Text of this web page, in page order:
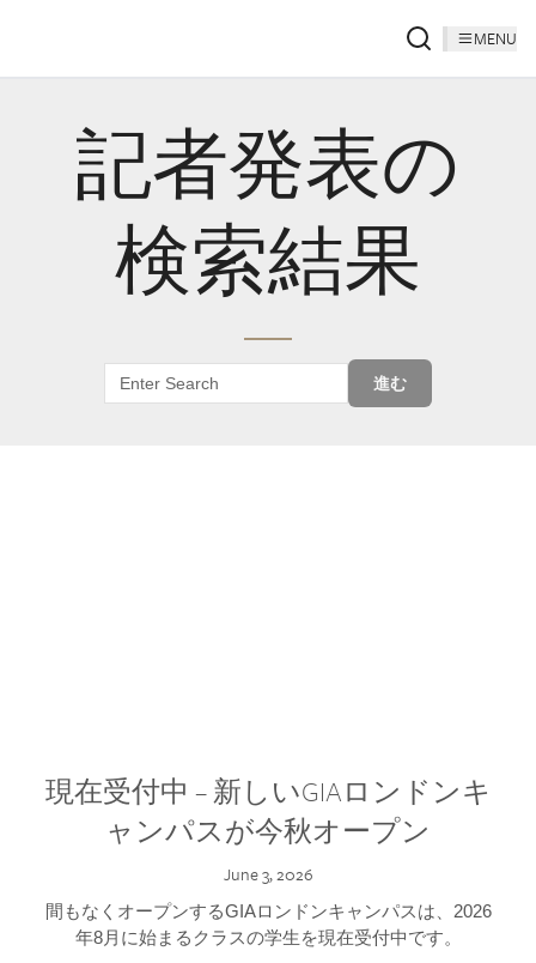
MENU
記者発表の
検索結果
進む
現在受付中 – 新しいGIAロンドンキ
ャンパスが今秋オープン
June 3, 2026
間もなくオープンするGIAロンドンキャンパスは、2026
年8月に始まるクラスの学生を現在受付中です。